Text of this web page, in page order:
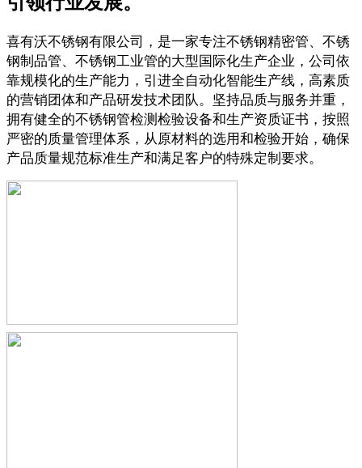
喜有沃不锈钢有限公司，是一家专注不锈钢精密管、不锈
钢制品管、不锈钢工业管的大型国际化生产企业，公司依
靠规模化的生产能力，引进全自动化智能生产线，高素质
的营销团体和产品研发技术团队。坚持品质与服务并重，
拥有健全的不锈钢管检测检验设备和生产资质证书，按照
严密的质量管理体系，从原材料的选用和检验开始，确保
产品质量规范标准生产和满足客户的特殊定制要求。